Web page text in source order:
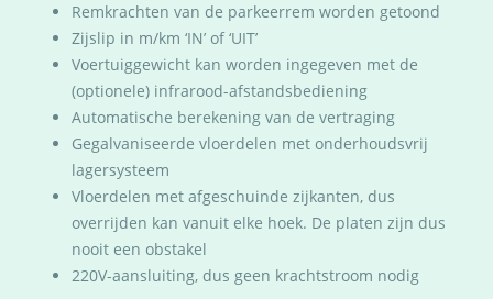
Remkrachten van de parkeerrem worden getoond
Zijslip in m/km ‘IN’ of ‘UIT’
Voertuiggewicht kan worden ingegeven met de
(optionele) infrarood-afstandsbediening
Automatische berekening van de vertraging
Gegalvaniseerde vloerdelen met onderhoudsvrij
lagersysteem
Vloerdelen met afgeschuinde zijkanten, dus
overrijden kan vanuit elke hoek. De platen zijn dus
nooit een obstakel
220V-aansluiting, dus geen krachtstroom nodig